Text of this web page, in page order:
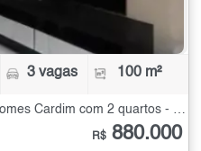
3 vagas 100 m²
Casa Térrea à Venda na Vila Gomes Cardim com 2 quartos - 100 m²
R$ 880.000